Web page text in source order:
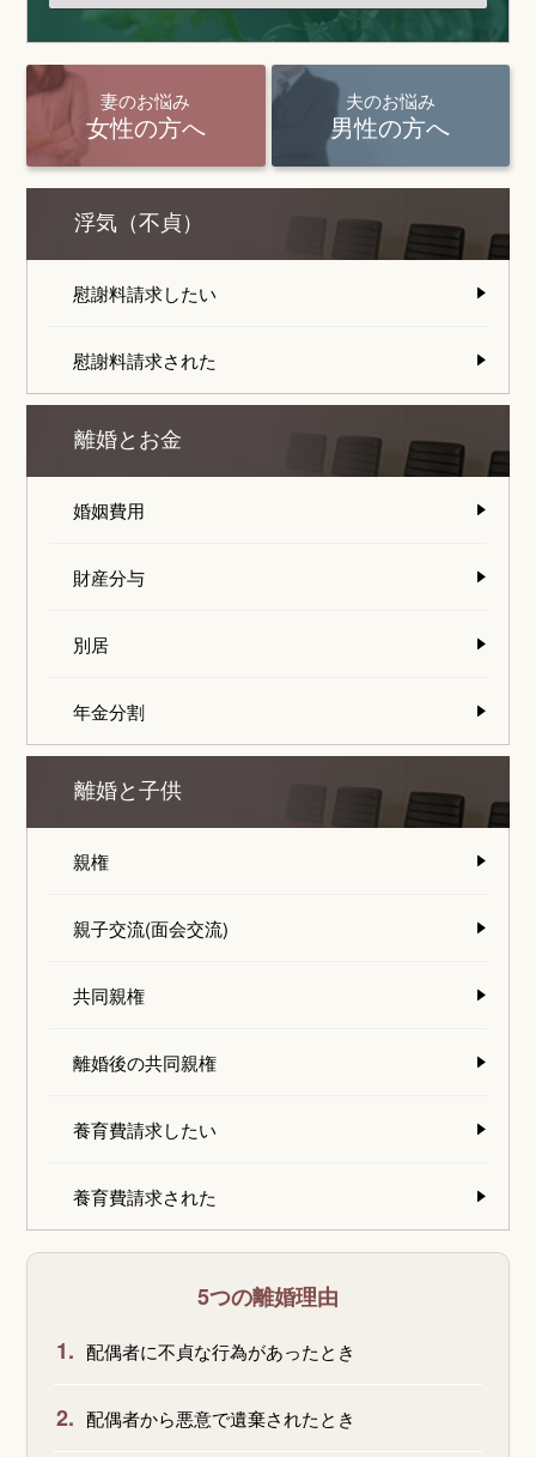
妻のお悩み
女性の方へ
夫のお悩み
男性の方へ
浮気（不貞）
慰謝料請求したい
慰謝料請求された
離婚とお金
婚姻費用
財産分与
別居
年金分割
離婚と子供
親権
親子交流(面会交流)
共同親権
離婚後の共同親権
養育費請求したい
養育費請求された
5つの離婚理由
1. 配偶者に不貞な行為があったとき
2. 配偶者から悪意で遺棄されたとき